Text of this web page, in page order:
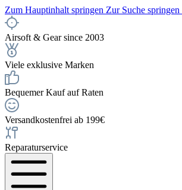
Zum Hauptinhalt springen Zur Suche springen
Airsoft & Gear since 2003
Viele exklusive Marken
Bequemer Kauf auf Raten
Versandkostenfrei ab 199€
Reparaturservice